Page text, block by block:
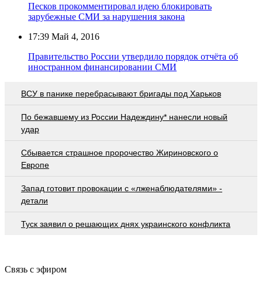
Песков прокомментировал идею блокировать
зарубежные СМИ за нарушения закона
17:39 Май 4, 2016
Правительство России утвердило порядок отчёта об
иностранном финансировании СМИ
ВСУ в панике перебрасывают бригады под Харьков
По бежавшему из России Надеждину* нанесли новый
удар
Сбывается страшное пророчество Жириновского о
Европе
Запад готовит провокации с «лженаблюдателями» -
детали
Туск заявил о решающих днях украинского конфликта
Связь с эфиром